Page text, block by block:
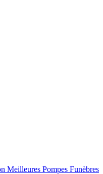
Meilleures Pompes Funèbres